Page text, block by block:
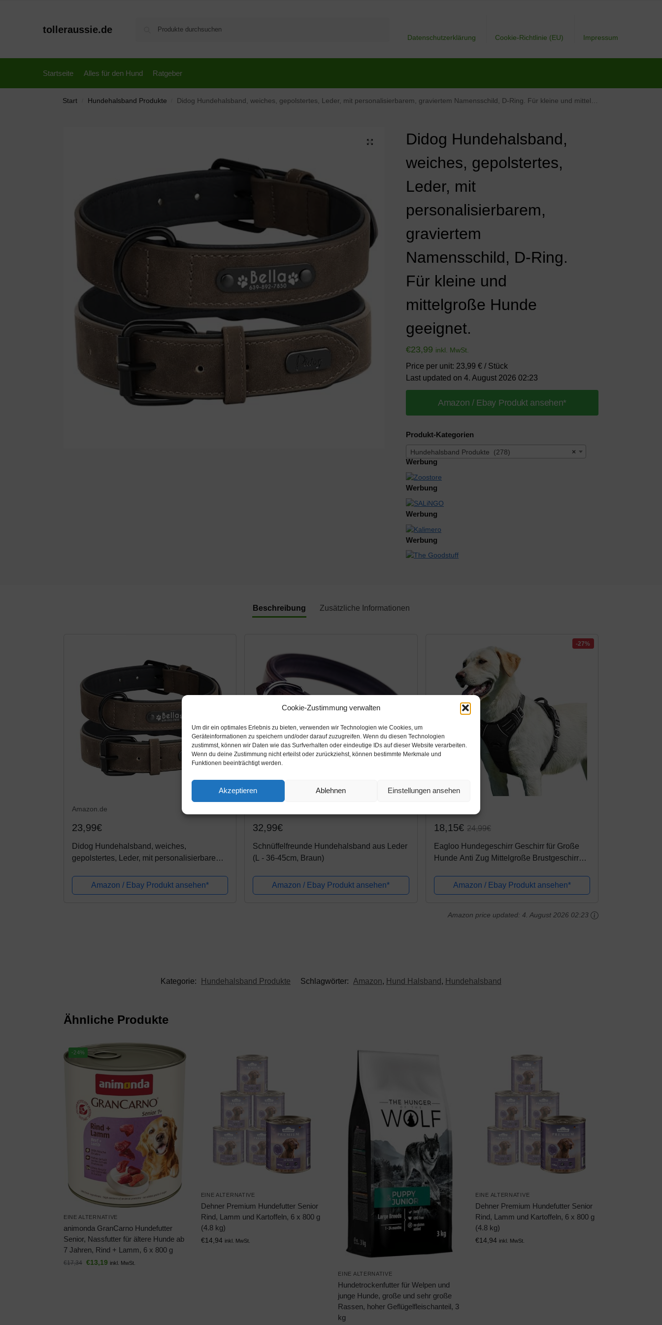
Cookie-Zustimmung verwalten
Um dir ein optimales Erlebnis zu bieten, verwenden wir Technologien wie Cookies, um
Geräteinformationen zu speichern und/oder darauf zuzugreifen. Wenn du diesen Technologien
zustimmst, können wir Daten wie das Surfverhalten oder eindeutige IDs auf dieser Website verarbeiten.
Wenn du deine Zustimmung nicht erteilst oder zurückziehst, können bestimmte Merkmale und
Funktionen beeinträchtigt werden.
Akzeptieren Ablehnen Einstellungen ansehen
tolleraussie.de
Datenschutzerklärung Cookie-Richtlinie (EU) Impressum
Startseite Alles für den Hund Ratgeber
Start Hundehalsband Produkte Didog Hundehalsband, weiches, gepolstertes, Leder, mit personalisierbarem, graviertem Namensschild, D-Ring. Für kleine und mittelgroße Hunde geeignet.
Didog Hundehalsband,
weiches, gepolstertes,
Leder, mit
personalisierbarem,
graviertem
Namensschild, D-Ring.
Für kleine und
mittelgroße Hunde
geeignet.
€23,99 inkl. MwSt.
Price per unit: 23,99 € / Stück
Last updated on 4. August 2026 02:23
Amazon / Ebay Produkt ansehen*
Produkt-Kategorien
×
Hundehalsband Produkte (278)
Werbung
Werbung
Werbung
Werbung
Beschreibung Zusätzliche Informationen
Amazon.de
23,99€
Didog Hundehalsband, weiches,
gepolstertes, Leder, mit personalisierbarem,
kleine und mittelgroße Hunde geeignet.
Amazon / Ebay Produkt ansehen*
32,99€
Schnüffelfreunde Hundehalsband aus Leder
(L - 36-45cm, Braun)
Amazon / Ebay Produkt ansehen*
-27%
18,15€ 24,99€
Eagloo Hundegeschirr Geschirr für Große
Hunde Anti Zug Mittelgroße Brustgeschirr
Harness Labrador Welpengeschirr Joggen...
Amazon / Ebay Produkt ansehen*
Amazon price updated:4. August 2026 02:23
Kategorie: Hundehalsband Produkte Schlagwörter: Amazon, Hund Halsband , Hundehalsband
Ähnliche Produkte
-24%
EINE ALTERNATIVE
animonda GranCarno Hundefutter
Senior, Nassfutter für ältere Hunde ab
7 Jahren, Rind + Lamm, 6 x 800 g
€17,34 €13,19 inkl. MwSt.
EINE ALTERNATIVE
Dehner Premium Hundefutter Senior
Rind, Lamm und Kartoffeln, 6 x 800 g
(4.8 kg)
€14,94 inkl. MwSt.
EINE ALTERNATIVE
Hundetrockenfutter für Welpen und
junge Hunde, große und sehr große
Rassen, hoher Geflügelfleischanteil, 3
kg
EINE ALTERNATIVE
Dehner Premium Hundefutter Senior
Rind, Lamm und Kartoffeln, 6 x 800 g
(4.8 kg)
€14,94 inkl. MwSt.